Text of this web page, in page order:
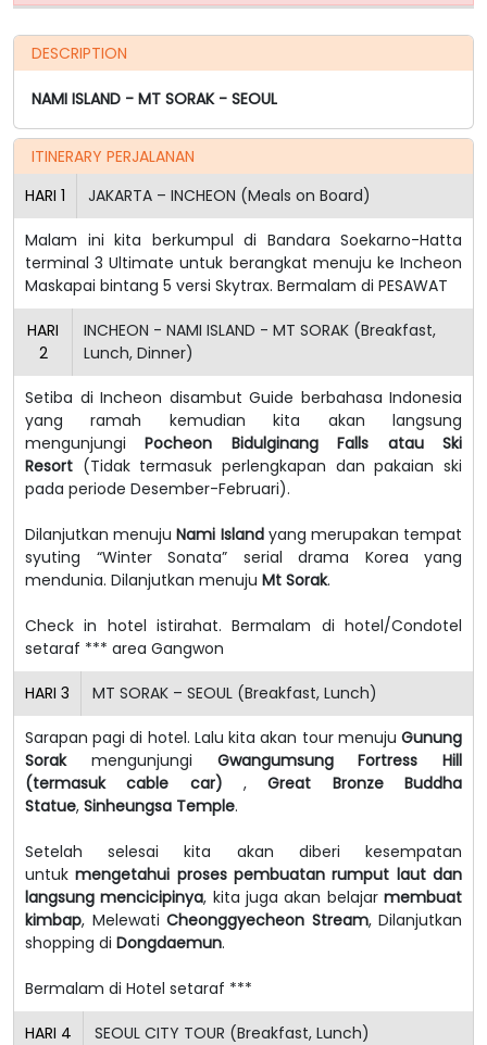
DESCRIPTION
NAMI ISLAND - MT SORAK - SEOUL
ITINERARY PERJALANAN
HARI 1 JAKARTA – INCHEON (Meals on Board)
Malam ini kita berkumpul di Bandara Soekarno-Hatta
terminal 3 Ultimate untuk berangkat menuju ke Incheon
Maskapai bintang 5 versi Skytrax. Bermalam di PESAWAT
HARI
2
INCHEON - NAMI ISLAND - MT SORAK (Breakfast,
Lunch, Dinner)
Setiba di Incheon disambut Guide berbahasa Indonesia
yang ramah kemudian kita akan langsung
mengunjungiPocheon Bidulginang Falls atau Ski
Resort (Tidak termasuk perlengkapan dan pakaian ski
pada periode Desember-Februari).
Dilanjutkan menujuNami Islandyang merupakan tempat
syuting “Winter Sonata” serial drama Korea yang
mendunia. Dilanjutkan menuju Mt Sorak.
Check in hotel istirahat. Bermalam di hotel/Condotel
setaraf *** area Gangwon
HARI 3 MT SORAK – SEOUL (Breakfast, Lunch)
Sarapan pagi di hotel. Lalu kita akan tour menuju Gunung
Sorakmengunjungi Gwangumsung Fortress Hill
(termasuk cable car) ,Great Bronze Buddha
Statue, Sinheungsa Temple.
Setelah selesai kita akan diberi kesempatan
untukmengetahui proses pembuatan rumput laut dan
langsung mencicipinya, kita juga akan belajarmembuat
kimbap, Melewati Cheonggyecheon Stream, Dilanjutkan
shopping di Dongdaemun.
Bermalam di Hotel setaraf ***
HARI 4 SEOUL CITY TOUR (Breakfast, Lunch)